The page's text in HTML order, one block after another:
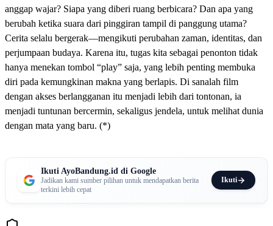
anggap wajar? Siapa yang diberi ruang berbicara? Dan apa yang
berubah ketika suara dari pinggiran tampil di panggung utama?
Cerita selalu bergerak—mengikuti perubahan zaman, identitas, dan
perjumpaan budaya. Karena itu, tugas kita sebagai penonton tidak
hanya menekan tombol “play” saja, yang lebih penting membuka
diri pada kemungkinan makna yang berlapis. Di sanalah film
dengan akses berlangganan itu menjadi lebih dari tontonan, ia
menjadi tuntunan bercermin, sekaligus jendela, untuk melihat dunia
dengan mata yang baru. (*)
Ikuti AyoBandung.id di Google
Jadikan kami sumber pilihan untuk mendapatkan berita
terkini lebih cepat
Ikuti